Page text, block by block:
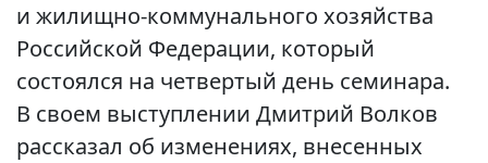
и жилищно‑коммунального хозяйства
Российской Федерации, который
состоялся на четвертый день семинара.
В своем выступлении Дмитрий Волков
рассказал об изменениях, внесенных